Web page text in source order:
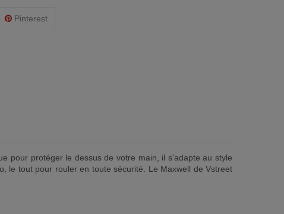
Pinterest
pour protéger le dessus de votre main, il s'adapte au style
le tout pour rouler en toute sécurité. Le Maxwell de Vstreet